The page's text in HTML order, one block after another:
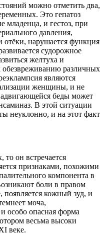
можно отметить два,
Это гепатоз
и гестоз, при
давления,
отёки, нарушается функция
судорожное
желтуха и
обезвреживанию различных
являются
женщины, и не
беды может
В этой ситуации
неуклонно, и на этот факт
то он встречается
признаками, похожими
компонента в
боли в правом
появляется кожный зуд, и
моча,
особо опасная форма
весьма высоки
веке.